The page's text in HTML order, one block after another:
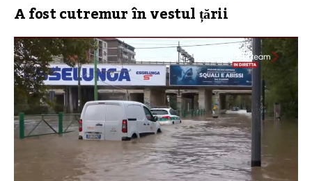
A fost cutremur în vestul țării